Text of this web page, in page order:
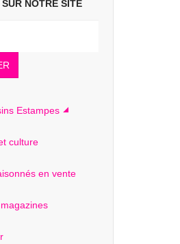
NOTRE SITE
Estampes
culture
en vente